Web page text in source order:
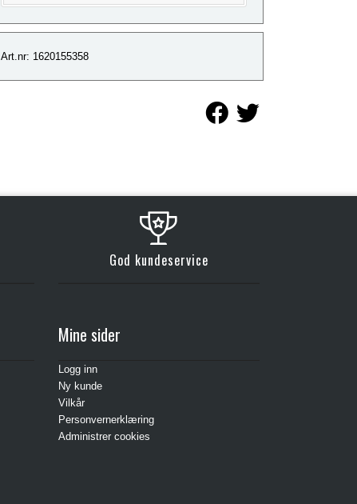
Art.nr: 1620155358
God kundeservice
Mine sider
Logg inn
Ny kunde
Vilkår
Personvernerklæring
Administrer cookies